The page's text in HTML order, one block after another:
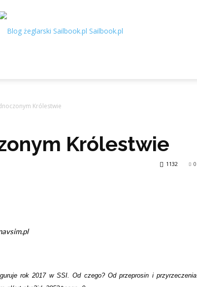
Sailbook.pl
Królestwie
Królestwie
0
1132
rok 2017 w SSI. Od czego? Od przeprosin i przyrzeczenia